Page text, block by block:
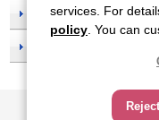
刊行物一覧
サイトのご利用に
ソ
services. For
policy . You can